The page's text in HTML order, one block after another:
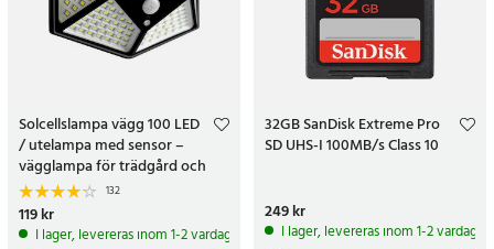
Solcellslampa vägg 100 LED
/ utelampa med sensor –
vägglampa för trädgård och
entré
132
Pris:119 kr
119 kr
I lager, levereras inom 1-2 vardagar
32GB SanDisk Extreme Pro
SD UHS-I 100MB/s Class 10
Pris:249 kr
249 kr
I lager, levereras inom 1-2 vardagar